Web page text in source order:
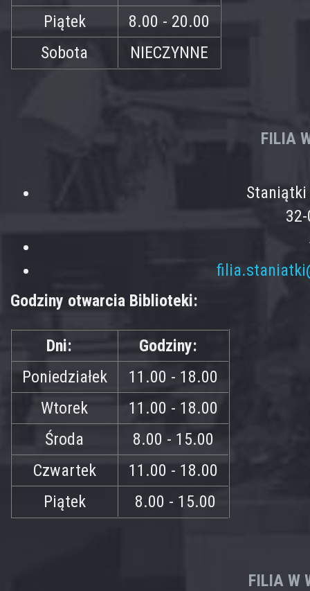
Piątek
8.00 - 20.00
Sobota
NIECZYNNE
FILIA
Godziny otwarcia Biblioteki:
Dni:
Godziny:
Poniedziałek
11.00 - 18.00
Wtorek
11.00 - 18.00
Środa
8.00 - 15.00
Czwartek
11.00 - 18.00
Piątek
8.00 - 15.00
FILIA W